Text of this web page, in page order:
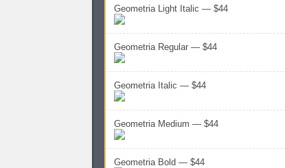
Geometria Light Italic — $44
Geometria Regular — $44
Geometria Italic — $44
Geometria Medium — $44
Geometria Bold — $44